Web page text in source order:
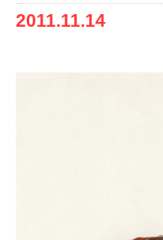
2011.11.14